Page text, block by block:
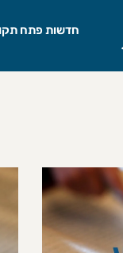
חדשות פתח